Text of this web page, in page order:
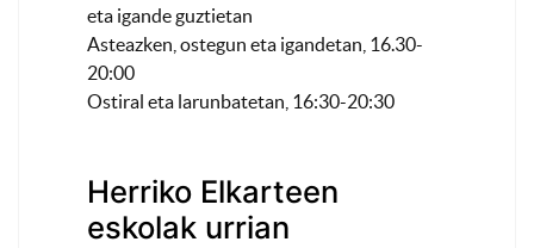
eta igande guztietan
Asteazken, ostegun eta igandetan, 16.30-
20:00
Ostiral eta larunbatetan, 16:30-20:30
Herriko Elkarteen
eskolak urrian